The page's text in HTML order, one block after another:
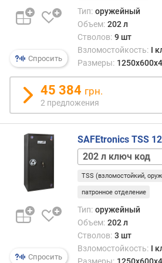
м
о
т
з
ы
о
а
т
е
б
ключ
301 л
ключ
код
301 л
ключ
механика
580 л
ключ
580 л
ключ
580 л
ключ
код
механика
Спросить
202 л
механика
265 л
ключ
270 л
ключ
код
270 л
ключ
Тип: оружейный
Объем: 202 л
Стволов: 9 шт
Взломостойкость: I
Размеры:
45 384 грн.
2 предложения
Спросить
SAFEtronics TSS
202 л
ключ
202 л
ключ
202 л
механика
265 л
ключ
TSS (взломостойкий,
патронное отделение
Тип: оружейный
Объем: 202 л
Стволов: 3 шт
Взломостойкость: I